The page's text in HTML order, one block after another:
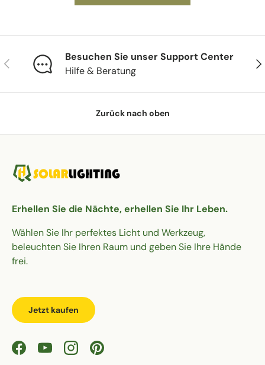
Vorherige
Besuchen Sie unser Support Center
Hilfe & Beratung
Zurück nach oben
Erhellen Sie die Nächte, erhellen Sie Ihr Leben.
Wählen Sie Ihr perfektes Licht und Werkzeug,
beleuchten Sie Ihren Raum und geben Sie Ihre Hände
frei.
Jetzt kaufen
FacebookYouTubeInstagramPinterest